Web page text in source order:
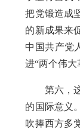
把党锻造成
的新成果来
中国共产党
进“两个伟大
第六，这
的国际意义
吹捧西方多